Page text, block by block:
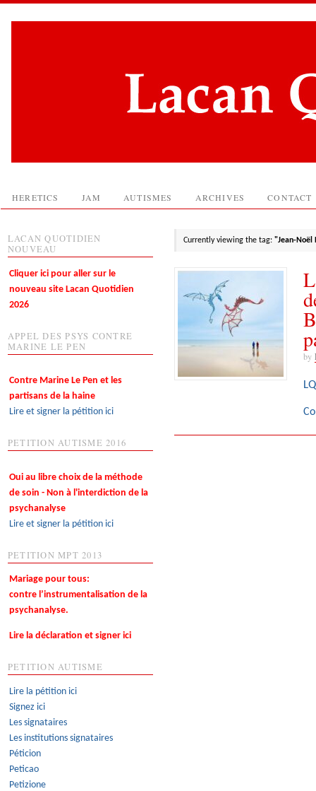
HERETICS JAM AUTISMES ARCHIVES CONTACT
Currently viewing the tag: "Jean-Noël
by
LACAN QUOTIDIEN
NOUVEAU
Cliquer ici pour aller sur le
nouveau site Lacan Quotidien
2026
APPEL DES PSYS CONTRE
MARINE LE PEN
Contre Marine Le Pen et les
partisans de la haine
Lire et signer la pétition ici
PETITION AUTISME 2016
Oui au libre choix de la méthode
de soin - Non à l'interdiction de la
psychanalyse
Lire et signer la pétition ici
PETITION MPT 2013
Mariage pour tous:
contre l’instrumentalisation de la
psychanalyse.
Lire la déclaration et signer ici
PETITION AUTISME
Lire la pétition ici
Signez ici
Les signataires
Les institutions signataires
Péticion
Peticao
Petizione